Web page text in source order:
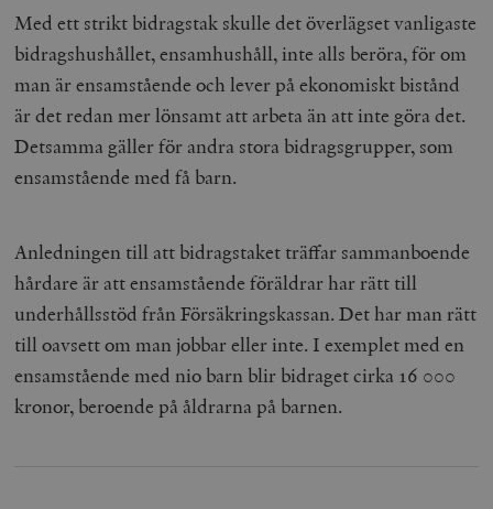
Med ett strikt bidragstak skulle det överlägset vanligaste
bidragshushållet, ensamhushåll, inte alls beröra, för om
man är ensamstående och lever på ekonomiskt bistånd
är det redan mer lönsamt att arbeta än att inte göra det.
Detsamma gäller för andra stora bidragsgrupper, som
ensamstående med få barn.
Anledningen till att bidragstaket träffar sammanboende
hårdare är att ensamstående föräldrar har rätt till
underhållsstöd från Försäkringskassan. Det har man rätt
till oavsett om man jobbar eller inte. I exemplet med en
ensamstående med nio barn blir bidraget cirka 16 000
kronor, beroende på åldrarna på barnen.